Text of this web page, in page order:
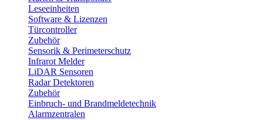
Leseeinheiten
Software & Lizenzen
Türcontroller
Zubehör
Sensorik & Perimeterschutz
Infrarot Melder
LiDAR Sensoren
Radar Detektoren
Zubehör
Einbruch- und Brandmeldetechnik
Alarmzentralen